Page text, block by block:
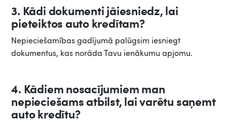
3. Kādi dokumenti jāiesniedz, lai
pieteiktos auto kredītam?
Nepieciešamības gadījumā palūgsim iesniegt
dokumentus, kas norāda Tavu ienākumu apjomu.
4. Kādiem nosacījumiem man
nepieciešams atbilst, lai varētu saņemt
auto kredītu?